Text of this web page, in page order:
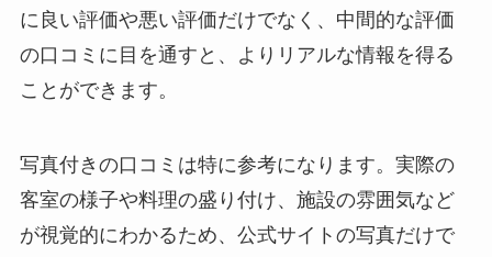
に良い評価や悪い評価だけでなく、中間的な評価
の口コミに目を通すと、よりリアルな情報を得る
ことができます。
写真付きの口コミは特に参考になります。実際の
客室の様子や料理の盛り付け、施設の雰囲気など
が視覚的にわかるため、公式サイトの写真だけで